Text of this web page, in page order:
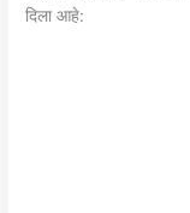
दिला आहे: